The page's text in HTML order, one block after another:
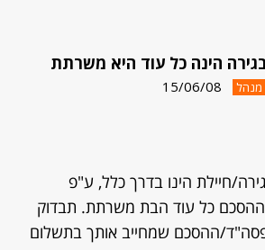
הינה כל עוד היא משרתת
מנהל 15/06/08
חיילת הינו בדרך כלל, ע"פ
כל עוד הבת משרתת. תבדוק
ההסכם שמחייב אותך בתשלום